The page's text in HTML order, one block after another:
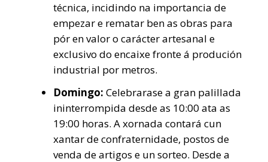
técnica, incidindo na importancia de
empezar e rematar ben as obras para
pór en valor o carácter artesanal e
exclusivo do encaixe fronte á produción
industrial por metros.
Domingo: Celebrarase a gran palillada
ininterrompida desde as 10:00 ata as
19:00 horas. A xornada contará cun
xantar de confraternidade, postos de
venda de artigos e un sorteo. Desde a